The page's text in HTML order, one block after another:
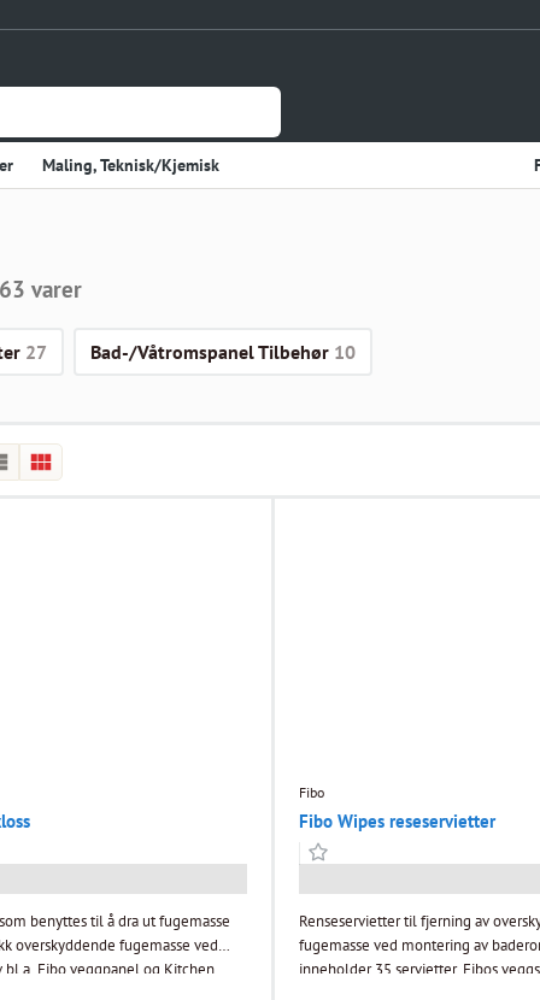
Maling, Teknisk/Kjemisk
Gulv og Veggbekledning
Elektriske Artikler
og Papir
varer
27 Bad-/Våtromspanel Tilbehør 10
benyttes til å dra ut fugemasse
overskyddende fugemasse ved
bl.a. Fibo veggpanel og Kitchen
Fibo
Fibo Wipes reseservietter
Renseservietter til fjerning av
fugemasse ved montering av
inneholder 35 servietter. Fibos veggsystem er